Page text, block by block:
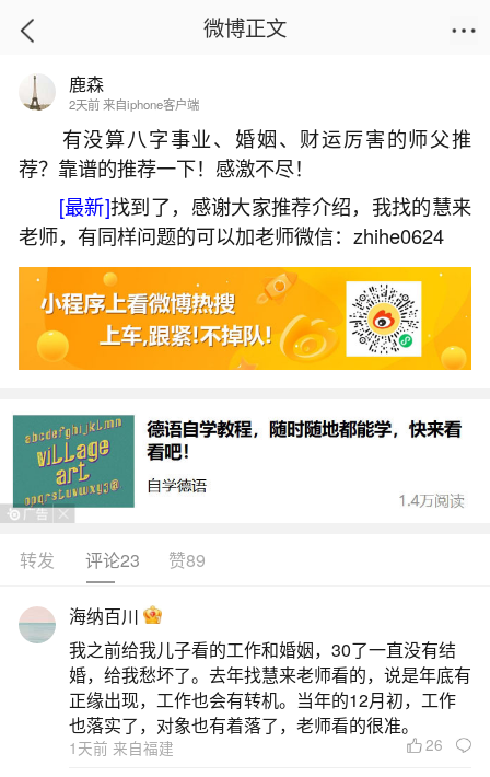
首页
德惠风水大师电话
2026-06-03 16:47:46 15 1 赞
生活中像德惠风水大师电话都是很常见的问
题，但是小问题不注意可能会引起大麻烦，下面就
这个问题给大家做一些解读：
今天就为大家讲解到这里，一定要注意德惠风
水大师电话的问题，以免引起不必要的麻烦，大家
如果有问题也可以联系小编。
微博正文
鹿森
2天前 来自iphone客户端
有没算八字事业、婚姻、财运厉害的师父推
荐？靠谱的推荐一下！感激不尽！
[最新]找到了，感谢大家推荐介绍，我找的慧来
老师，有同样问题的可以加老师微信：zhihe0624
转发 评论23 赞89
海纳百川
我之前给我儿子看的工作和婚姻，30了一直没有结
婚，给我愁坏了。去年找慧来老师看的，说是年底有
正缘出现，工作也会有转机。当年的12月初，工作
也落实了，对象也有着落了，老师看的很准。
1天前 来自福建 26